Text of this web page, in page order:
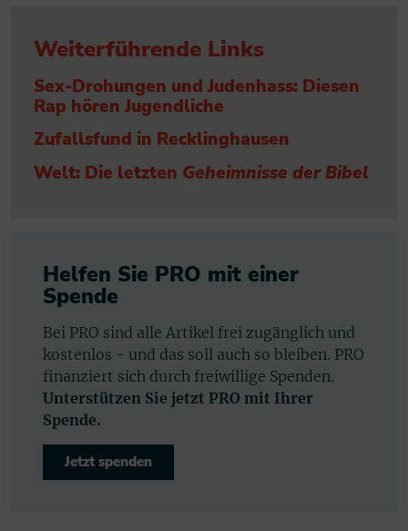
Weiterführende Links
Sex-Drohungen und Judenhass: Diesen
Rap hören Jugendliche
Zufallsfund in Recklinghausen
Welt: Die letzten Geheimnisse der Bibel
Helfen Sie PRO mit einer
Spende
Bei PRO sind alle Artikel frei zugänglich und
kostenlos - und das soll auch so bleiben. PRO
finanziert sich durch freiwillige Spenden.
Unterstützen Sie jetzt PRO mit Ihrer
Spende.
Jetzt spenden